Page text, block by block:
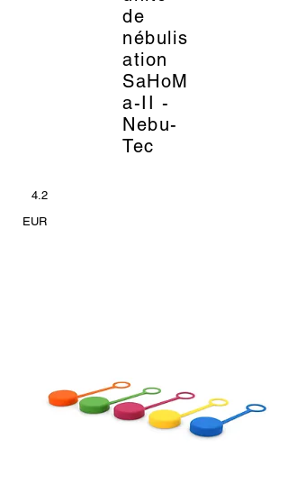
de
nébulis
ation
SaHoM
a-II -
Nebu-
Tec
4.2
EUR